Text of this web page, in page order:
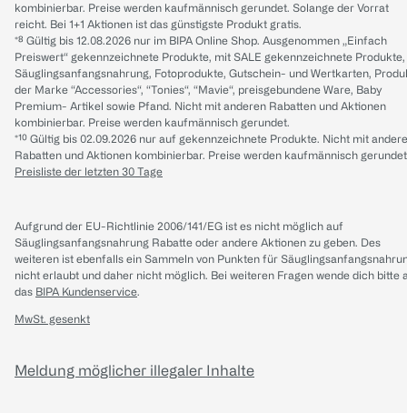
kombinierbar. Preise werden kaufmännisch gerundet. Solange der Vorrat
reicht. Bei 1+1 Aktionen ist das günstigste Produkt gratis.
*⁸ Gültig bis 12.08.2026 nur im BIPA Online Shop. Ausgenommen „Einfach
Preiswert“ gekennzeichnete Produkte, mit SALE gekennzeichnete Produkte,
Säuglingsanfangsnahrung, Fotoprodukte, Gutschein- und Wertkarten,
der Marke “Accessories“, “Tonies“, “Mavie“, preisgebundene Ware, Baby
Premium- Artikel sowie Pfand. Nicht mit anderen Rabatten und Aktionen
kombinierbar. Preise werden kaufmännisch gerundet.
*¹⁰ Gültig bis 02.09.2026 nur auf gekennzeichnete Produkte. Nicht mit
Rabatten und Aktionen kombinierbar. Preise werden kaufmännisch
Preisliste der letzten 30 Tage
Aufgrund der EU-Richtlinie 2006/141/EG ist es nicht möglich auf
Säuglingsanfangsnahrung Rabatte oder andere Aktionen zu geben. Des
weiteren ist ebenfalls ein Sammeln von Punkten für
nicht erlaubt und daher nicht möglich. Bei weiteren Fragen wende dich bitte
das BIPA Kundenservice.
MwSt. gesenkt
Meldung möglicher illegaler Inhalte